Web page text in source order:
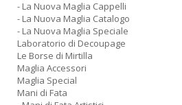
- La Nuova Maglia Cappelli
- La Nuova Maglia Catalogo
- La Nuova Maglia Speciale
Laboratorio di Decoupage
Le Borse di Mirtilla
Maglia Accessori
Maglia Special
Mani di Fata